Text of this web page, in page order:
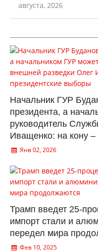
августа, 2026
Начальник ГУР
президента, а
руководитель
Иващенко: на кону
Янв 02, 2026
Трамп введет 25-
импорт стали и
передел мира
Фев 10, 2025